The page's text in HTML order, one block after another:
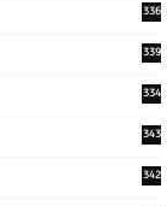
336
339
334
343
342